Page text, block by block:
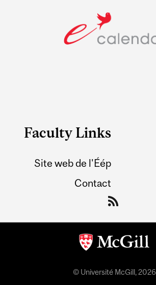
Faculty Links
Site web de l'Éép
Contact
© Université McGill, 2026